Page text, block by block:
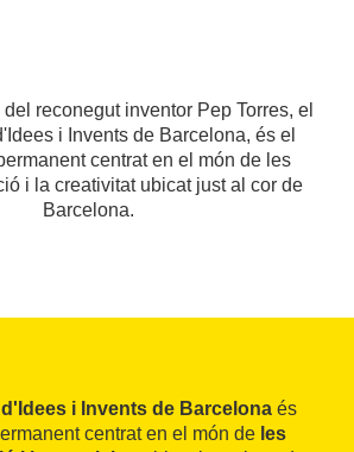
reconegut inventor Pep Torres, el
i Invents de Barcelona, és el
centrat en el món de les
i la creativitat ubicat just al cor de
Barcelona.
i Invents de Barcelona és
centrat en el món de les